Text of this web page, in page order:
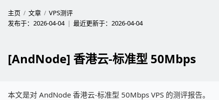
主页 文章
VPS测评
发布于： 2026-04-04 最近更新于： 2026-04-04
[AndNode] 香港云-标准型 50Mbps
本文是对 AndNode 香港云-标准型 50Mbps VPS 的测评报告。